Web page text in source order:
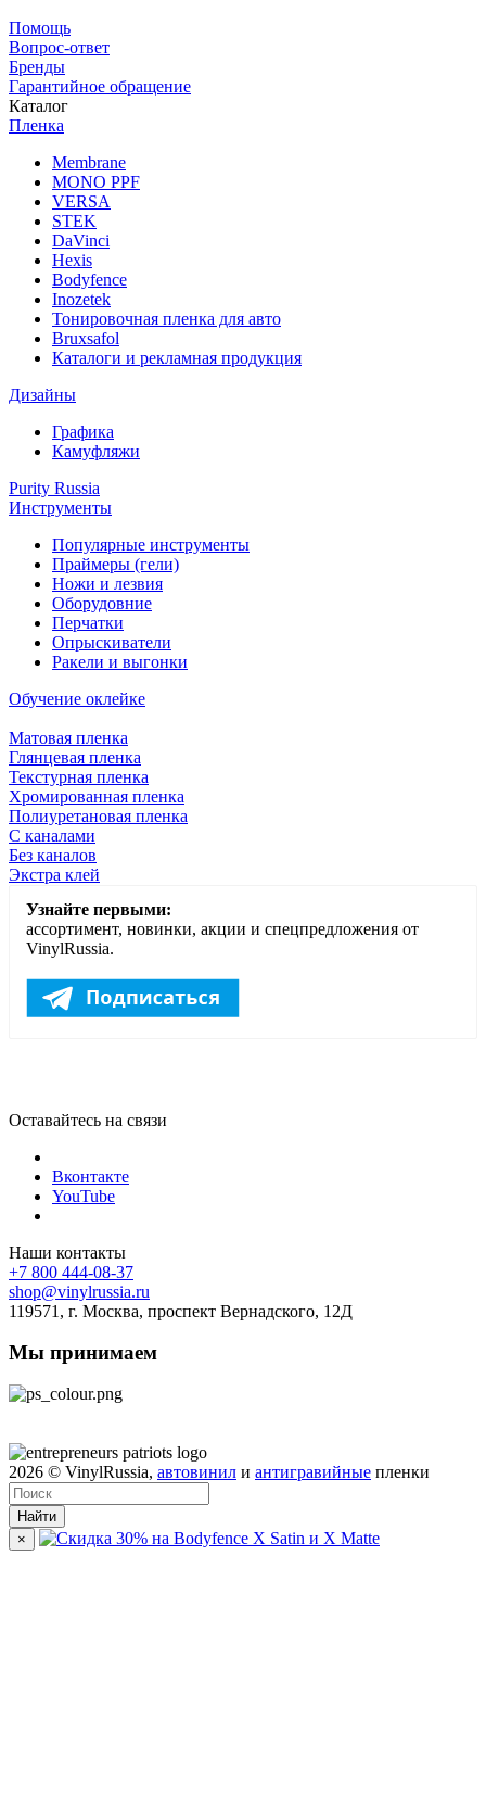
Помощь
Вопрос-ответ
Бренды
Гарантийное обращение
Каталог
Пленка
Membrane
MONO PPF
VERSA
STEK
DaVinci
Hexis
Bodyfence
Inozetek
Тонировочная пленка для авто
Bruxsafol
Каталоги и рекламная продукция
Дизайны
Графика
Камуфляжи
Purity Russia
Инструменты
Популярные инструменты
Праймеры (гели)
Ножи и лезвия
Оборудовние
Перчатки
Опрыскиватели
Ракели и выгонки
Обучение оклейке
Матовая пленка
Глянцевая пленка
Текстурная пленка
Хромированная пленка
Полиуретановая пленка
С каналами
Без каналов
Экстра клей
Узнайте первыми:
ассортимент, новинки, акции и спецпредложения от
VinylRussia.
Оставайтесь на связи
Вконтакте
YouTube
Наши контакты
+7 800 444-08-37
shop@vinylrussia.ru
119571, г. Москва, проспект Вернадского, 12Д
Мы принимаем
2026 © VinylRussia, автовинил и антигравийные пленки
Найти
×